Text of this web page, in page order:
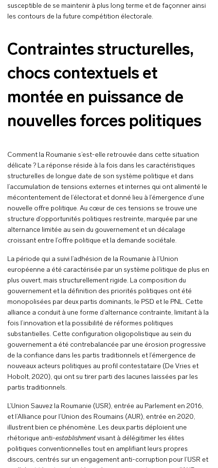
susceptible de se maintenir à plus long terme et de façonner ainsi
les contours de la future compétition électorale.
Contraintes structurelles,
chocs contextuels et
montée en puissance de
nouvelles forces politiques
Comment la Roumanie s’est-elle retrouvée dans cette situation
délicate ? La réponse réside à la fois dans les caractéristiques
structurelles de longue date de son système politique et dans
l’accumulation de tensions externes et internes qui ont alimenté le
mécontentement de l’électorat et donné lieu à l’émergence d’une
nouvelle offre politique. Au cœur de ces tensions se trouve une
structure d’opportunités politiques restreinte, marquée par une
alternance limitée au sein du gouvernement et un décalage
croissant entre l’offre politique et la demande sociétale.
La période qui a suivi l’adhésion de la Roumanie à l’Union
européenne a été caractérisée par un système politique de plus en
plus ouvert, mais structurellement rigide. La composition du
gouvernement et la définition des priorités politiques ont été
monopolisées par deux partis dominants, le PSD et le PNL. Cette
alliance a conduit à une forme d’alternance contrainte, limitant à la
fois l’innovation et la possibilité de réformes politiques
substantielles. Cette configuration oligopolistique au sein du
gouvernement a été contrebalancée par une érosion progressive
de la confiance dans les partis traditionnels et l’émergence de
nouveaux acteurs politiques au profil contestataire (De Vries et
Hobolt, 2020), qui ont su tirer parti des lacunes laissées par les
partis traditionnels.
L’Union Sauvez la Roumanie (USR), entrée au Parlement en 2016,
et l’Alliance pour l’Union des Roumains (AUR), entrée en 2020,
illustrent bien ce phénomène. Les deux partis déploient une
rhétorique anti-establishment visant à délégitimer les élites
politiques conventionnelles tout en amplifiant leurs propres
discours, centrés sur un engagement anti-corruption pour l’USR et